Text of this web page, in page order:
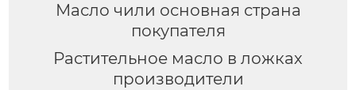
Масло чили основная страна
покупателя
Растительное масло в ложках
производители